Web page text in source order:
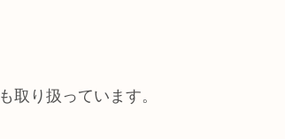
取り扱っています。